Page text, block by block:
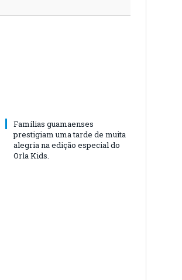
Famílias guamaenses
prestigiam uma tarde de muita
alegria na edição especial do
Orla Kids.